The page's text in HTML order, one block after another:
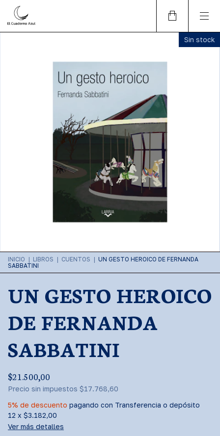
Sin stock
INICIO | LIBROS | CUENTOS | UN GESTO HEROICO DE FERNANDA
SABBATINI
UN GESTO HEROICO
DE FERNANDA
SABBATINI
$21.500,00
Precio sin impuestos $17.768,60
5% de descuento pagando con Transferencia o depósito
12 x $3.182,00
Ver más detalles